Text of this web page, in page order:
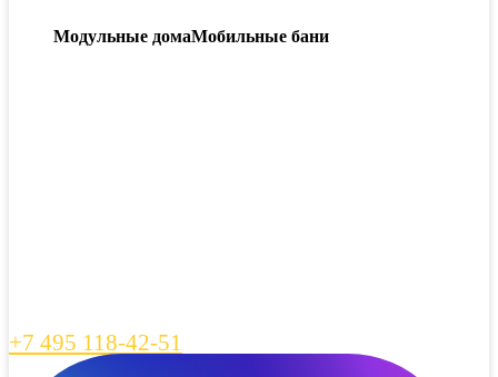
Модульные домаМобильные бани
+7 495 118-42-51